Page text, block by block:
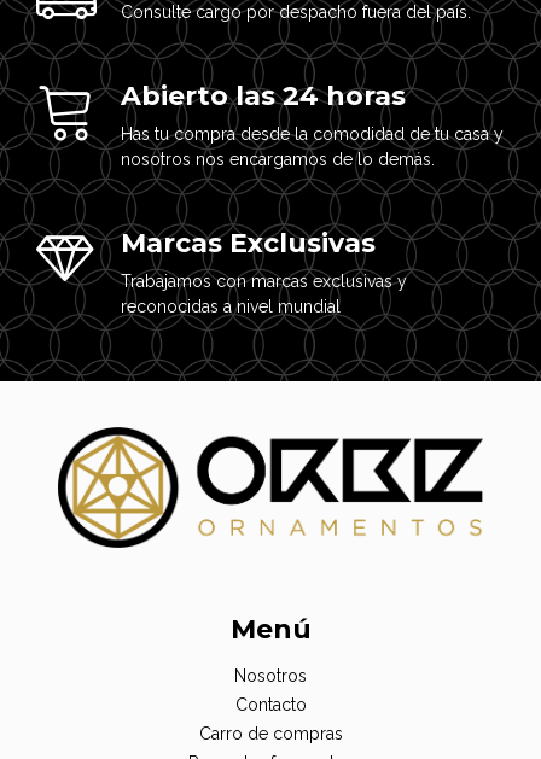
Consulte cargo por despacho fuera del país.
Abierto las 24 horas
Has tu compra desde la comodidad de tu casa y
nosotros nos encargamos de lo demás.
Marcas Exclusivas
Trabajamos con marcas exclusivas y
reconocidas a nivel mundial
Menú
Nosotros
Contacto
Carro de compras